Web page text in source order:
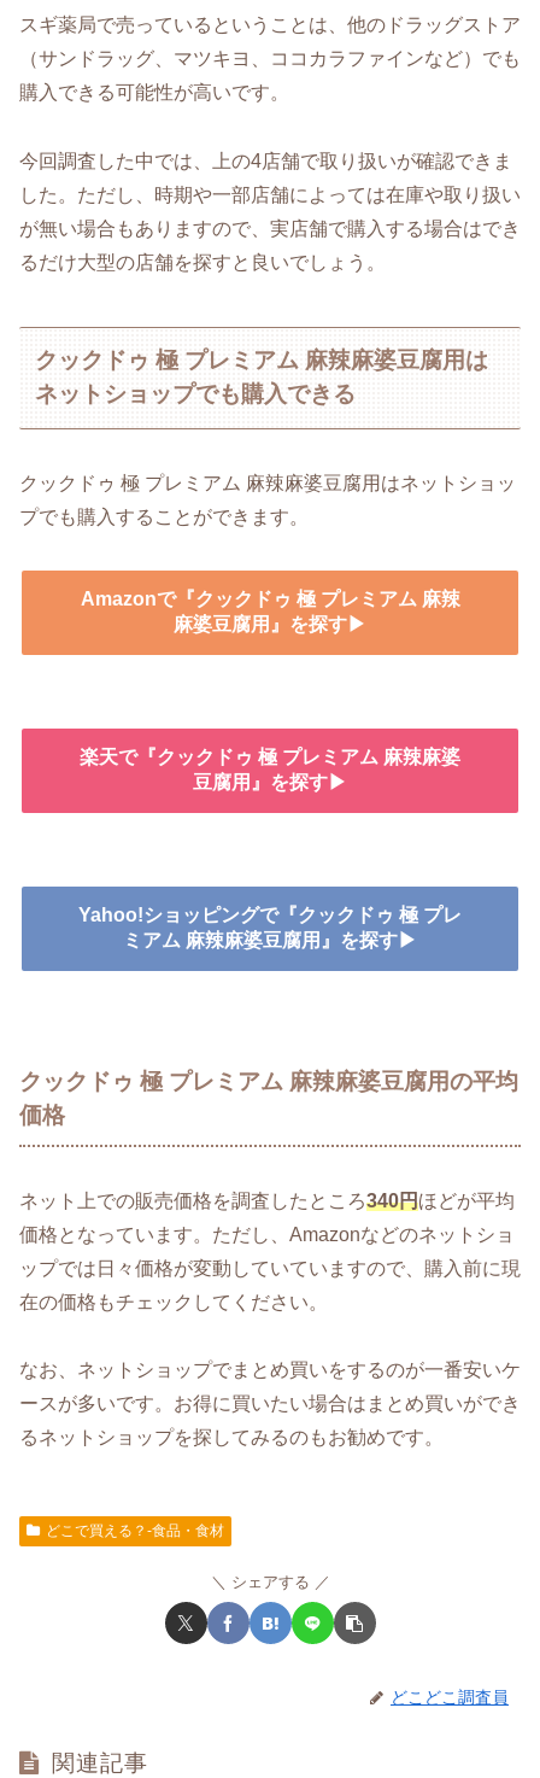
スギ薬局で売っているということは、他のドラッグストア
（サンドラッグ、マツキヨ、ココカラファインなど）でも
購入できる可能性が高いです。
今回調査した中では、上の4店舗で取り扱いが確認できま
した。ただし、時期や一部店舗によっては在庫や取り扱い
が無い場合もありますので、実店舗で購入する場合はでき
るだけ大型の店舗を探すと良いでしょう。
クックドゥ 極 プレミアム 麻辣麻婆豆腐用は
ネットショップでも購入できる
クックドゥ 極 プレミアム 麻辣麻婆豆腐用はネットショッ
プでも購入することができます。
Amazonで『クックドゥ 極 プレミアム 麻辣
麻婆豆腐用』を探す▶
楽天で『クックドゥ 極 プレミアム 麻辣麻婆
豆腐用』を探す▶
Yahoo!ショッピングで『クックドゥ 極 プレ
ミアム 麻辣麻婆豆腐用』を探す▶
クックドゥ 極 プレミアム 麻辣麻婆豆腐用の平均
価格
ネット上での販売価格を調査したところ340円ほどが平均
価格となっています。ただし、Amazonなどのネットショ
ップでは日々価格が変動していていますので、購入前に現
在の価格もチェックしてください。
なお、ネットショップでまとめ買いをするのが一番安いケ
ースが多いです。お得に買いたい場合はまとめ買いができ
るネットショップを探してみるのもお勧めです。
どこで買える？-食品・食材
シェアする
どこどこ調査員
関連記事